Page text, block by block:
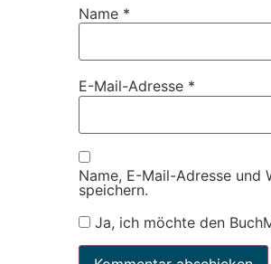
Name *
E-Mail-Adresse *
Name, E-Mail-Adresse und
speichern.
Ja, ich möchte den